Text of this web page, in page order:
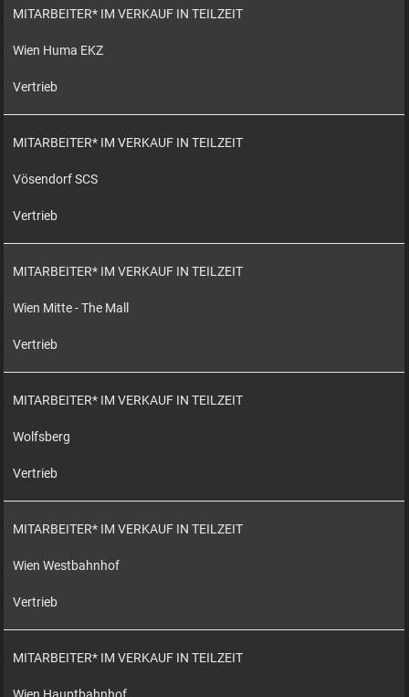
MITARBEITER* IM VERKAUF IN TEILZEIT
Wien Huma EKZ
Vertrieb
MITARBEITER* IM VERKAUF IN TEILZEIT
Vösendorf SCS
Vertrieb
MITARBEITER* IM VERKAUF IN TEILZEIT
Wien Mitte - The Mall
Vertrieb
MITARBEITER* IM VERKAUF IN TEILZEIT
Wolfsberg
Vertrieb
MITARBEITER* IM VERKAUF IN TEILZEIT
Wien Westbahnhof
Vertrieb
MITARBEITER* IM VERKAUF IN TEILZEIT